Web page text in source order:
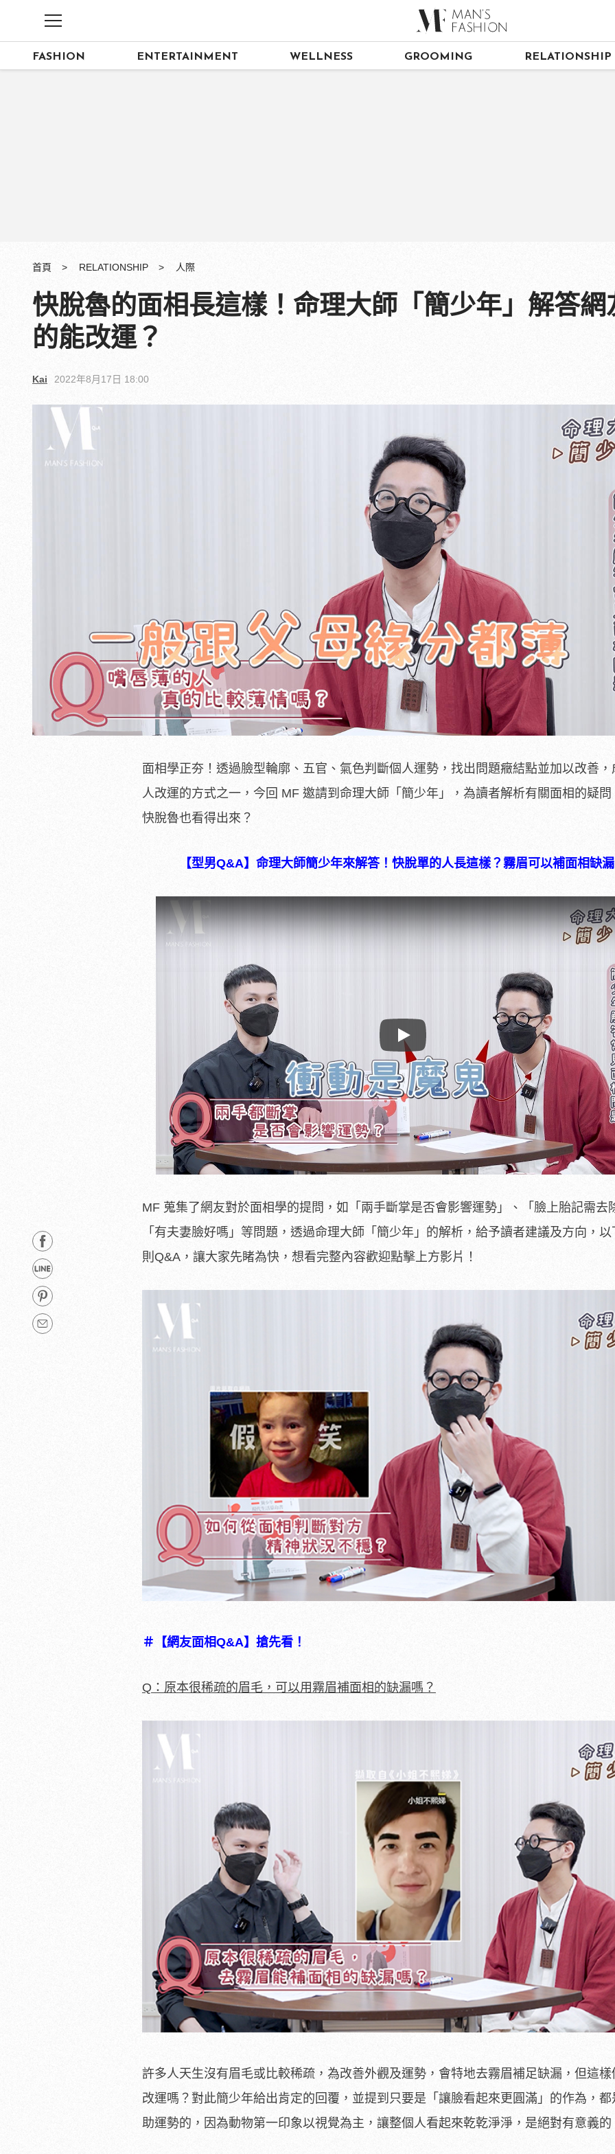
FASHION ENTERTAINMENT WELLNESS GROOMING RELATIONSHIP
首頁 RELATIONSHIP 人際
快脫魯的面相長這樣！命理大師「簡少年」解答
的能改運？
Kai 2022年8月17日 18:00
面相學正夯！透過臉型輪廓、五官、氣色判斷個人運勢，找出問題癥結點並加以改善，
人改運的方式之一，今回 MF 邀請到命理大師「簡少年」，為讀者解析有關面相的疑問
快脫魯也看得出來？
【型男Q&A】命理大師簡少年來解答！快脫單的人長這樣？霧眉可以補面相缺
Play
MF 蒐集了網友對於面相學的提問，如「兩手斷掌是否會影響運勢」、「臉上胎記需去
「有夫妻臉好嗎」等問題，透過命理大師「簡少年」的解析，給予讀者建議及方向，
則Q&A，讓大家先睹為快，想看完整內容歡迎點擊上方影片！
＃【網友面相Q&A】搶先看！
Q：原本很稀疏的眉毛，可以用霧眉補面相的缺漏嗎？
許多人天生沒有眉毛或比較稀疏，為改善外觀及運勢，會特地去霧眉補足缺漏，但這樣
改運嗎？對此簡少年給出肯定的回覆，並提到只要是「讓臉看起來更圓滿」的作為，都
助運勢的，因為動物第一印象以視覺為主，讓整個人看起來乾乾淨淨，是絕對有意義的